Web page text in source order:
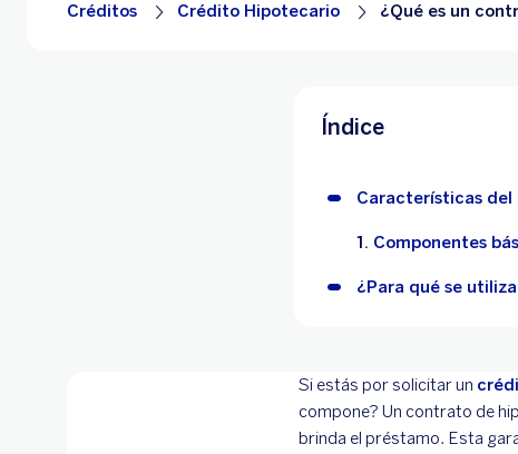
Créditos Crédito Hipotecario ¿Qué es un
Índice
Características
Componentes
¿Para qué se
Si estás por solicitar un
compone? Un contrato de
brinda el préstamo. Esta